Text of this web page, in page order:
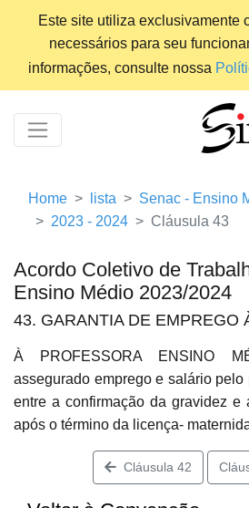
Este site utiliza exclusivamente
necessários para seu
informações, consulte nossa
Home lista
Senac - Ensino
2023 - 2024
Cláusula 43
Acordo Coletivo de
Ensino Médio 2023/2024
43. GARANTIA DE EMPREGO
À PROFESSORA ENSINO
assegurado emprego e salário
entre a confirmação da gravidez e
após o término da licença-
Cláusula 42